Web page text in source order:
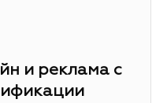
и реклама с